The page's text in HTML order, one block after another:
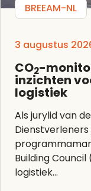
BREEAM-NL
3 augustus
CO2-
inzichten
logistiek
Als jurylid van
Dienstverleners
Building
logistiek...